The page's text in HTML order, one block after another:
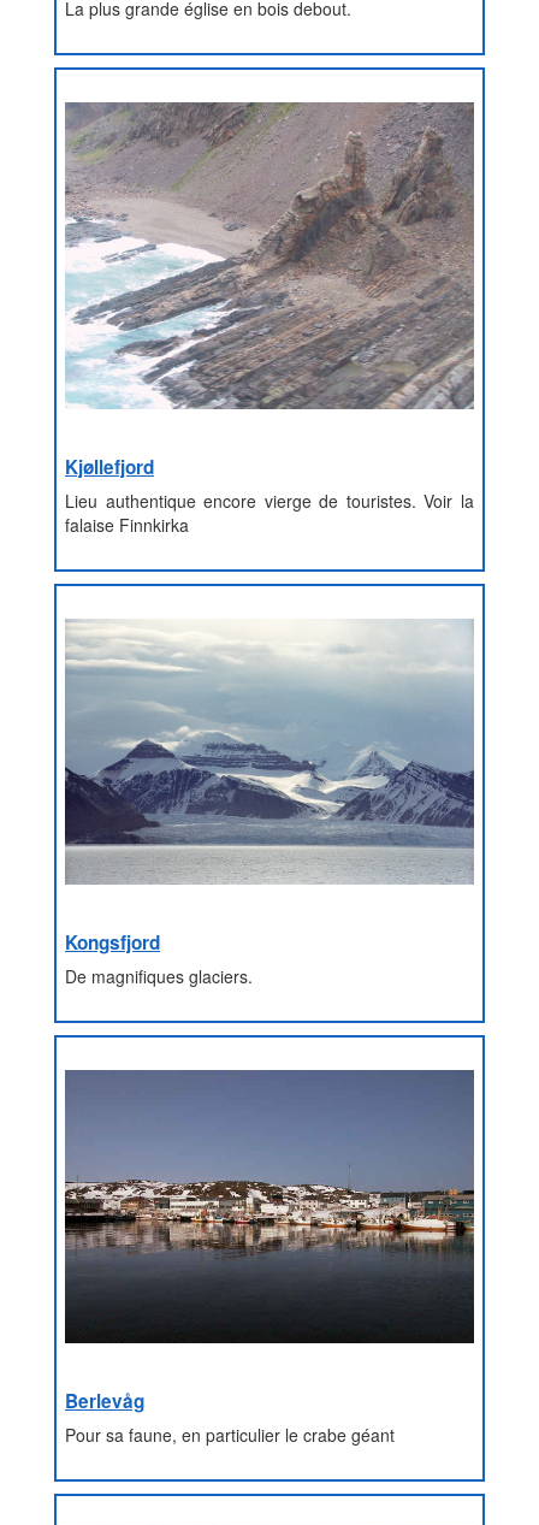
La plus grande église en bois debout.
Kjøllefjord
Lieu authentique encore vierge de touristes. Voir la
falaise Finnkirka
Kongsfjord
De magnifiques glaciers.
Berlevåg
Pour sa faune, en particulier le crabe géant